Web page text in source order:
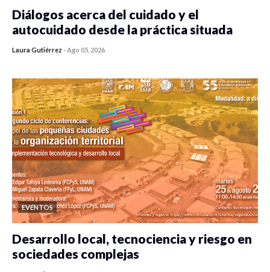
Diálogos acerca del cuidado y el
autocuidado desde la práctica situada
Laura Gutiérrez -Ago 05, 2026
EVENTOS
Desarrollo local, tecnociencia y riesgo en
sociedades complejas